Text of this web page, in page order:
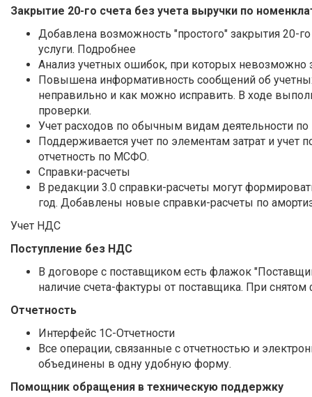
Закрытие 20-го счета без учета выручки по
Добавлена возможность "простого" закрытия 20-
услуги. Подробнее
Анализ учетных ошибок, при которых невозможно
Повышена информативность сообщений об
неправильно и как можно исправить. В ходе
проверки.
Учет расходов по обычным видам деятельности
Поддерживается учет по элементам затрат и учет
отчетность по МСФО.
Справки-расчеты
В редакции 3.0 справки-расчеты могут
год. Добавлены новые справки-расчеты по
Учет НДС
Поступление без НДС
В договоре с поставщиком есть флажок
наличие счета-фактуры от поставщика. При
Отчетность
Интерфейс 1С-Отчетности
Все операции, связанные с отчетностью и
объединены в одну удобную форму.
Помощник обращения в техническую поддержку